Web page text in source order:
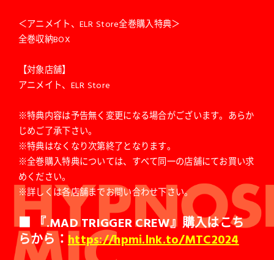
＜アニメイト、ELR Store全巻購入特典＞
全巻収納BOX
【対象店舗】
アニメイト、ELR Store
※特典内容は予告無く変更になる場合がございます。あらか
じめご了承下さい。
※特典はなくなり次第終了となります。
※全巻購入特典については、すべて同一の店舗にてお買い求
めください。
※詳しくは各店舗までお問い合わせ下さい。
■ 『.MAD TRIGGER CREW』購入はこち
らから： https://hpmi.lnk.to/MTC2024